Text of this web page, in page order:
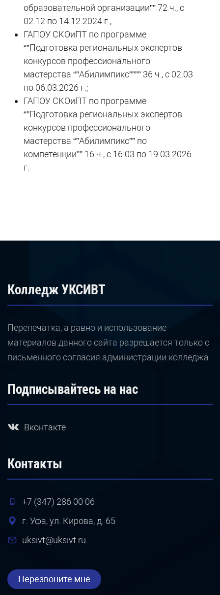
образовательной организации”” 72 ч., с
02.12 по 14.12.2024 г.;
ГАПОУ СКОиПТ по программе
“”Подготовка региональных экспертов
конкурсов профессионального
мастерства “”Абилимпикс”””” 36 ч., с 02.03
по 06.03.2026 г.;
ГАПОУ СКОиПТ по программе
“”Подготовка региональных экспертов
конкурсов профессионального
мастерства “”Абилимпикс”” по
компетенции”” 16 ч., с 16.03 по 19.03.2026
г.
Колледж УКСИВТ
Перепечатка, а равно и использование
материалов данного сайта разрешается только с
письменного согласия администрации колледжа.
Подписывайтесь на нас
Вконтакте
Контакты
+7 (347) 286 00 06
г. Уфа, ул. Кирова, д. 65
uksivt@uksivt.ru
Перезвоните мне